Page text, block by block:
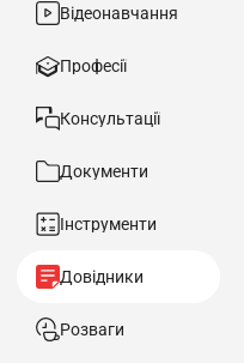
Відеонавчання
Професії
Консультації
Документи
Інструменти
Довідники
Розваги